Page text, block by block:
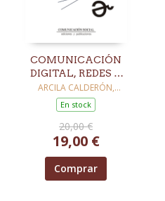
COMUNICACIÓN
DIGITAL, REDES Y
PROCESOS EN
AMÉRICA LATINA
ARCILA CALDERÓN,
CARLOS / BARREDO
IBÁÑEZ, DANIEL / CASTRO,
PAZ, ABRAHAM / DE LA
GARZA MONTEMAYOR,
DANIEL
En stock
20,00 €
19,00 €
Comprar